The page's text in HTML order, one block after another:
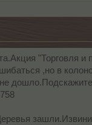
"Торговля
,но в